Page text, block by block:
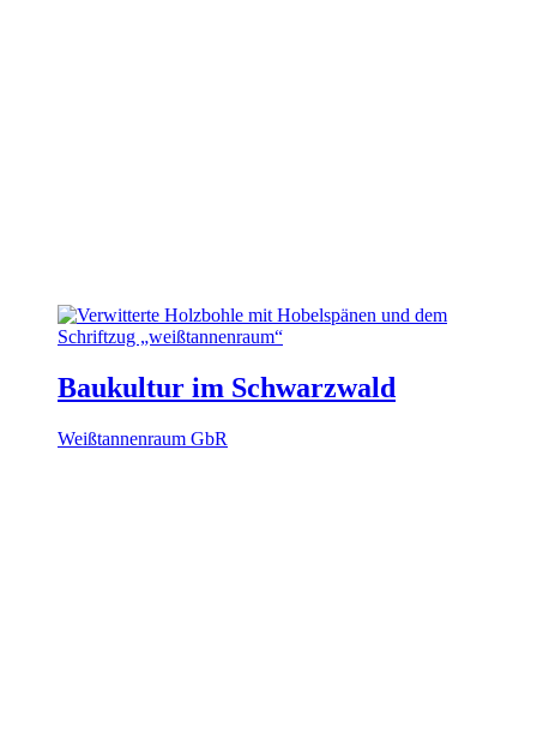
Baukultur im Schwarzwald
Weißtannenraum GbR